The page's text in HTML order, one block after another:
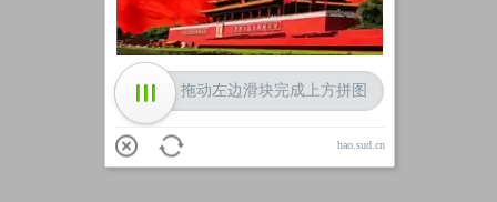
拖动左边滑块完成上方拼图
hao.sud.cn